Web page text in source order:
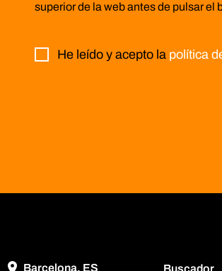
superior de la web antes de pulsar el
He leído y acepto la política
Barcelona, ES Buscador